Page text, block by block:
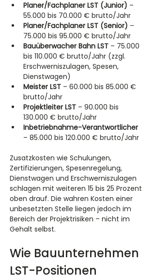
Planer/Fachplaner LST (Junior) –
55.000 bis 70.000 € brutto/Jahr
Planer/Fachplaner LST (Senior) –
75.000 bis 95.000 € brutto/Jahr
Bauüberwacher Bahn LST – 75.000
bis 110.000 € brutto/Jahr (zzgl.
Erschwerniszulagen, Spesen,
Dienstwagen)
Meister LST – 60.000 bis 85.000 €
brutto/Jahr
Projektleiter LST – 90.000 bis
130.000 € brutto/Jahr
Inbetriebnahme-Verantwortlicher
– 85.000 bis 120.000 € brutto/Jahr
Zusatzkosten wie Schulungen,
Zertifizierungen, Spesenregelung,
Dienstwagen und Erschwerniszulagen
schlagen mit weiteren 15 bis 25 Prozent
oben drauf. Die wahren Kosten einer
unbesetzten Stelle liegen jedoch im
Bereich der Projektrisiken – nicht im
Gehalt selbst.
Wie Bauunternehmen
LST-Positionen